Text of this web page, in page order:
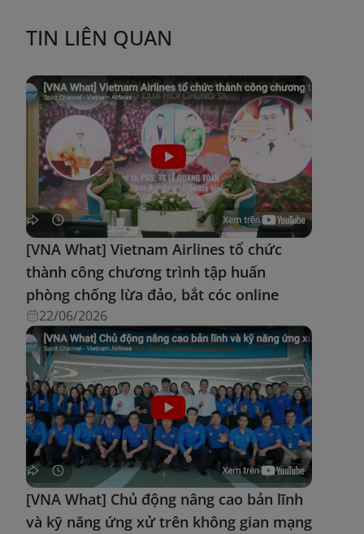
TIN LIÊN QUAN
[VNA What] Vietnam Airlines tổ chức
thành công chương trình tập huấn
phòng chống lừa đảo, bắt cóc online
22/06/2026
[VNA What] Chủ động nâng cao bản lĩnh
và kỹ năng ứng xử trên không gian mạng